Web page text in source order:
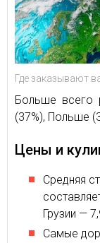
Где заказывают
Больше всего
(37%), Польше
Цены и
Средняя
Грузии —
Самые